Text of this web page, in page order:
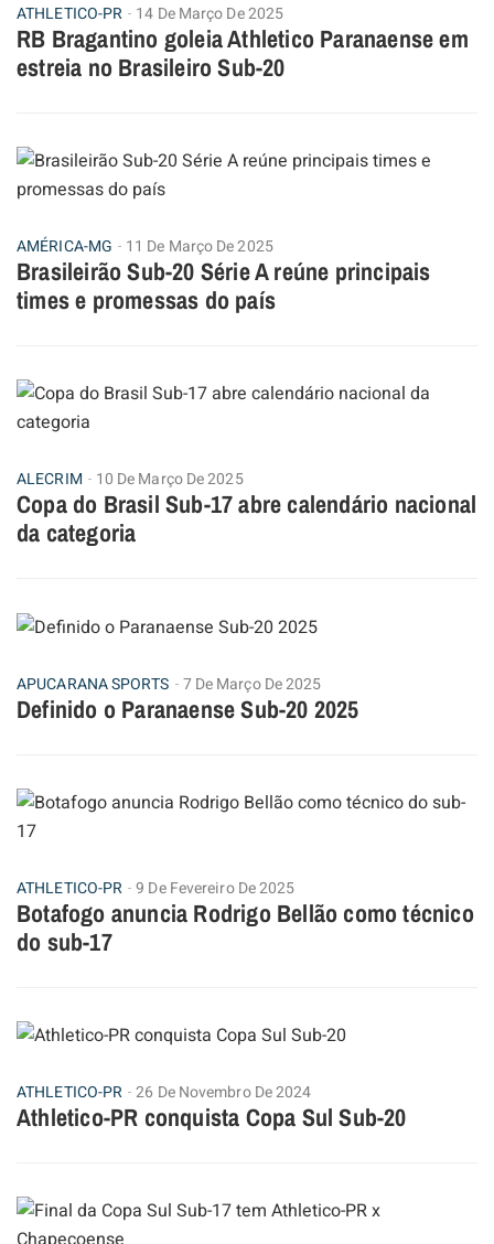
ATHLETICO-PR 14 De Março De 2025
RB Bragantino goleia Athletico Paranaense em
estreia no Brasileiro Sub-20
AMÉRICA-MG 11 De Março De 2025
Brasileirão Sub-20 Série A reúne principais
times e promessas do país
ALECRIM 10 De Março De 2025
Copa do Brasil Sub-17 abre calendário nacional
da categoria
APUCARANA SPORTS 7 De Março De 2025
Definido o Paranaense Sub-20 2025
ATHLETICO-PR 9 De Fevereiro De 2025
Botafogo anuncia Rodrigo Bellão como técnico
do sub-17
ATHLETICO-PR 26 De Novembro De 2024
Athletico-PR conquista Copa Sul Sub-20